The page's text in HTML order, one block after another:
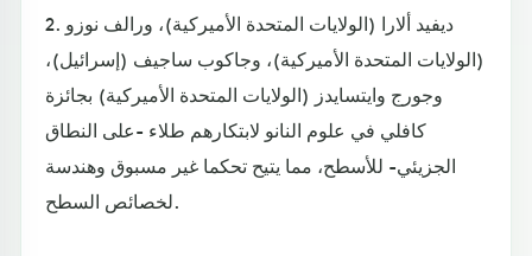
2. ديفيد ألارا (الولايات المتحدة الأميركية)، ورالف نوزو
(الولايات المتحدة الأميركية)، وجاكوب ساجيف (إسرائيل)،
وجورج وايتسايدز (الولايات المتحدة الأميركية) بجائزة
كافلي في علوم النانو لابتكارهم طلاء -على النطاق
الجزيئي- للأسطح، مما يتيح تحكما غير مسبوق وهندسة
لخصائص السطح.